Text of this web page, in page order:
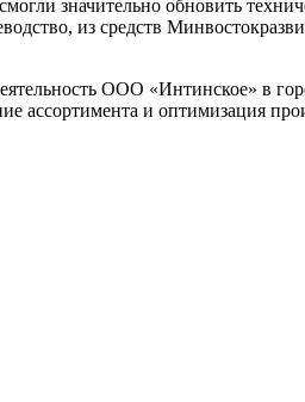
значительно обновить
из средств
ООО «Интинское» в
и оптимизация